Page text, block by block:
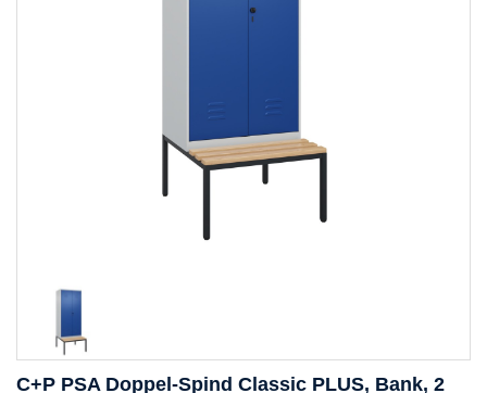
C+P PSA Doppel-Spind Classic PLUS, Bank, 2